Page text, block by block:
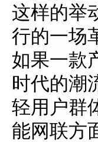
这样的举
行的一场
如果一款
时代的潮
轻用户群
能网联方